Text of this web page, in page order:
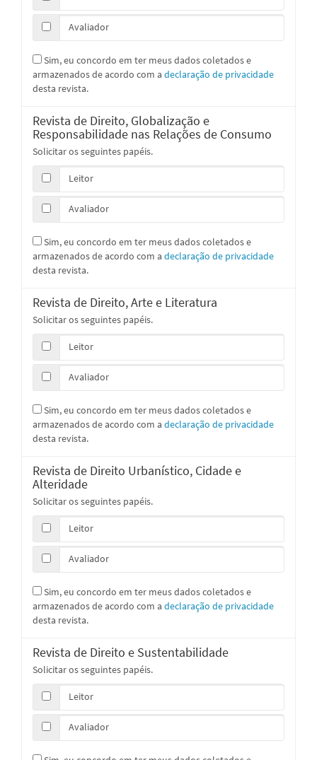
Avaliador
armazenados de acordo com a declaração de privacidade
desta revista.
Revista de Direito, Globalização e
Responsabilidade nas Relações de Consumo
Solicitar os seguintes papéis.
Leitor
Avaliador
armazenados de acordo com a declaração de privacidade
desta revista.
Revista de Direito, Arte e Literatura
Solicitar os seguintes papéis.
Leitor
Avaliador
armazenados de acordo com a declaração de privacidade
desta revista.
Revista de Direito Urbanístico, Cidade e
Alteridade
Solicitar os seguintes papéis.
Leitor
Avaliador
armazenados de acordo com a declaração de privacidade
desta revista.
Revista de Direito e Sustentabilidade
Solicitar os seguintes papéis.
Leitor
Avaliador